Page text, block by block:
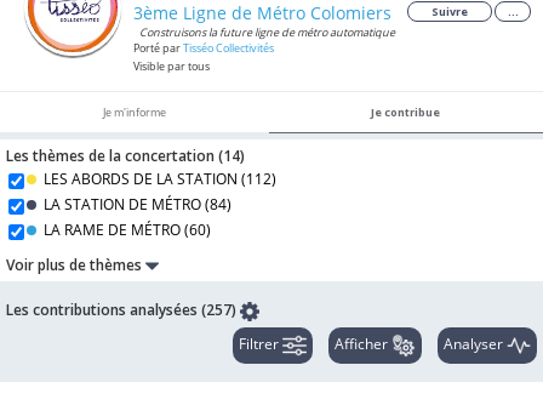
3ème Ligne de Métro Colomiers
Construisons la future ligne de métro automatique
Porté parTisséo Collectivités
Visible par tous
Suivre ...
Je m'informe Je contribue
Les thèmes de la concertation (14)
LES ABORDS DE LA STATION (112)
LA STATION DE MÉTRO (84)
LA RAME DE MÉTRO (60)
Voir plus de thèmes
Les contributions analysées (257)
Filtrer
Afficher Analyser